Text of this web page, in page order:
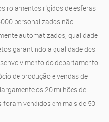
rolamentos rígidos de esferas
personalizados não
automatizados, qualidade
garantindo a qualidade dos
do departamento
de produção e vendas de
os 20 milhões de
vendidos em mais de 50